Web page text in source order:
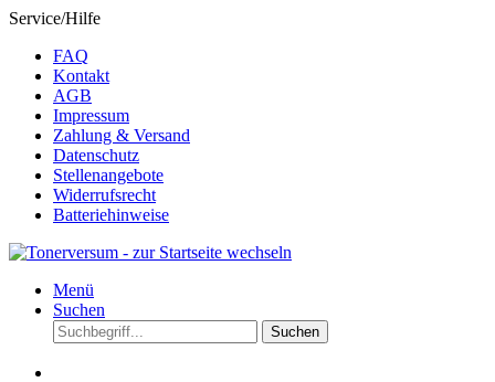
Service/Hilfe
FAQ
Kontakt
AGB
Impressum
Zahlung & Versand
Datenschutz
Stellenangebote
Widerrufsrecht
Batteriehinweise
Menü
Suchen
Suchen